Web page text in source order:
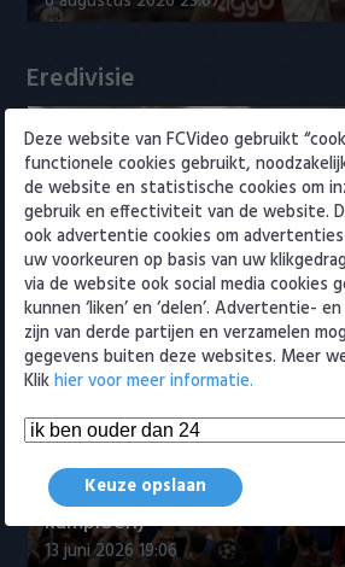
Eredivisie
Voorbeschouwing Cambuur-
Excelsior met Plat en El
6 augustus 2026 18:49
Samenvattingen Eredivisie
Tigers Roermond - Futsal
Amsterdam 3-0 (Roermond
kampioen)
13 juni 2026 19:06
Deze website van FCVideo gebruikt
functionele cookies gebruikt,
de website en statistische cookies om
gebruik en effectiviteit van de website.
ook advertentie cookies om
uw voorkeuren op basis van uw
via de website ook social media cookies
kunnen ‘liken’ en ‘delen’. Advertentie-
zijn van derde partijen en verzamelen
gegevens buiten deze websites. Meer
Klikhier voor meer informatie.
Keuze opslaan